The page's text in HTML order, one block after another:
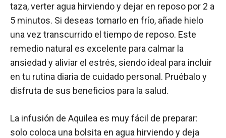
taza, verter agua hirviendo y dejar en reposo por 2 a
5 minutos. Si deseas tomarlo en frío, añade hielo
una vez transcurrido el tiempo de reposo. Este
remedio natural es excelente para calmar la
ansiedad y aliviar el estrés, siendo ideal para incluir
en tu rutina diaria de cuidado personal. Pruébalo y
disfruta de sus beneficios para la salud.
La infusión de Aquilea es muy fácil de preparar:
solo coloca una bolsita en agua hirviendo y deja